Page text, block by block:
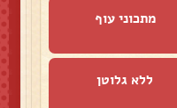
מתכוני עוף
ללא גלוטן